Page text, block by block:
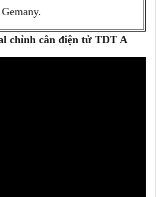
chỉnh cân điện tử TDT A